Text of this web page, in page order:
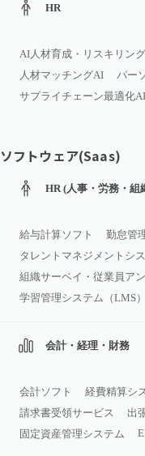
HR
AI人材育成・リスキリング
人材マッチングAI
パー
サプライチェーン最適化AI
ソフトウェア(Saas)
HR (人事・労務・組
給与計算ソフト 勤怠管
タレントマネジメントシ
組織サーベイ・従業員ア
学習管理システム（LMS）
会計・経理・財務
会計ソフト 経費精算シ
請求書受領サービス
出
固定資産管理システム